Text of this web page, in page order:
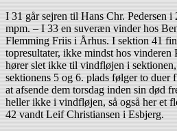
I 31 går sejren til Hans Chr. Pedersen
mpm. – I 33 en suveræn vinder hos
Flemming Friis i Århus. I sektion 41
topresultater, ikke mindst hos
hører slet ikke til vindfløjen i
sektionens 5 og 6. plads følger to duer
at afsende dem torsdag inden sin død
heller ikke i vindfløjen, så også her et
42 vandt Leif Christiansen i Esbjerg.